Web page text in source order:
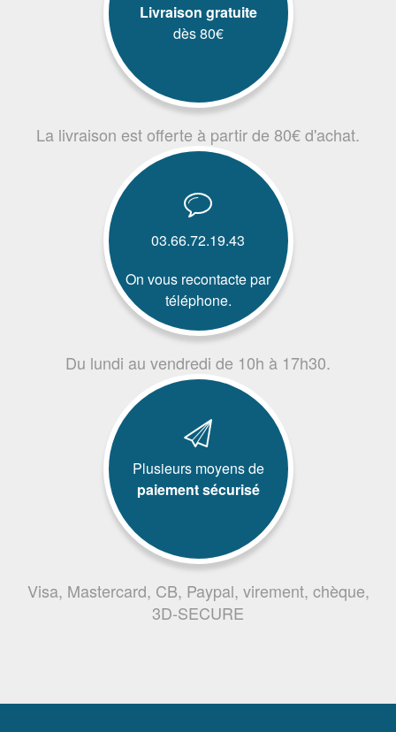
Livraison gratuite
dès 80€
La livraison est offerte à partir de 80€ d'achat.
03.66.72.19.43
On vous recontacte par
téléphone.
Du lundi au vendredi de 10h à 17h30.
Plusieurs moyens de
paiement sécurisé
Visa, Mastercard, CB, Paypal, virement, chèque,
3D-SECURE